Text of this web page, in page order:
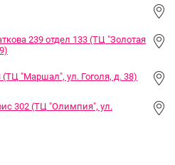
239 отдел 133 (ТЦ "Золотая
"Маршал", ул. Гоголя, д. 38)
302 (ТЦ "Олимпия", ул.